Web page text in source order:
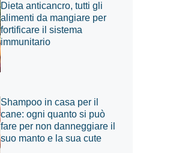
Dieta anticancro, tutti gli
alimenti da mangiare per
fortificare il sistema
immunitario
Shampoo in casa per il
cane: ogni quanto si può
fare per non danneggiare il
suo manto e la sua cute